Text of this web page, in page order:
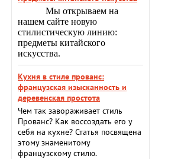
Мы открываем на
нашем сайте новую
стилистическую линию:
предметы китайского
искусства.
Кухня в стиле прованс:
французская изысканность и
деревенская простота
Чем так завораживает стиль
Прованс? Как воссоздать его у
себя на кухне? Статья посвящена
этому знаменитому
французскому стилю.